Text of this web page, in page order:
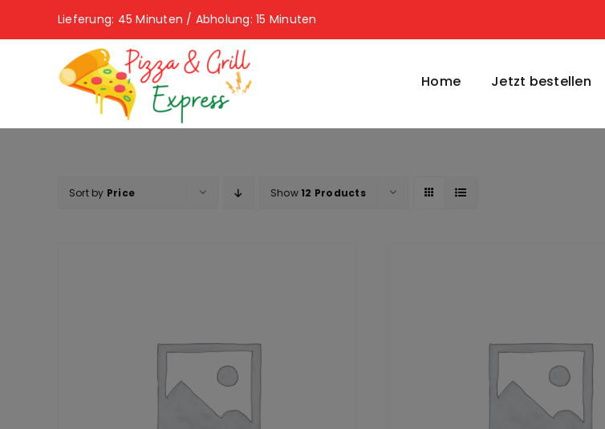
Lieferung: 45 Minuten / Abholung: 15 Minuten
Home Jetzt bestellen
Sort by Price Show 12 Products